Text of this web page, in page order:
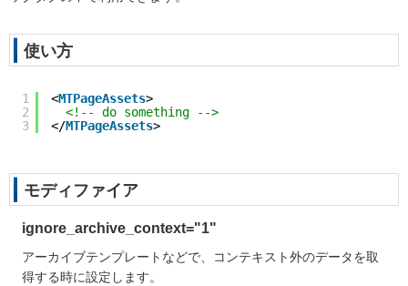
使い方
1
2
3
<MTPageAssets>
<!-- do something -->
</MTPageAssets>
モディファイア
ignore_archive_context="1"
アーカイブテンプレートなどで、コンテキスト外のデータを取
得する時に設定します。